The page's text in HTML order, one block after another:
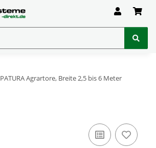
PATURA Agrartore, Breite 2,5 bis 6 Meter